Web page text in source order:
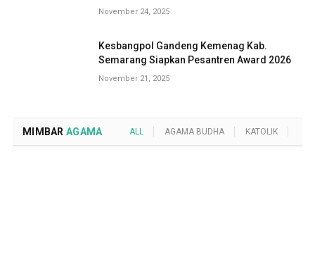
November 24, 2025
Kesbangpol Gandeng Kemenag Kab.
Semarang Siapkan Pesantren Award 2026
November 21, 2025
MIMBAR AGAMA ALL AGAMA BUDHA KATOLIK